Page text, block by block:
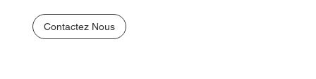
Contactez Nous